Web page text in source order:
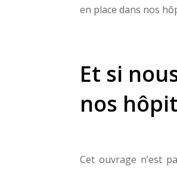
en place dans nos
Et si
nos
Cet ouvrage n’est